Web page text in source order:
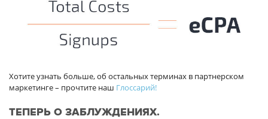
Хотите узнать больше, об остальных терминах в партнерском
маркетинге – прочтите наш Глоссарий!
ТЕПЕРЬ О ЗАБЛУЖДЕНИЯХ.